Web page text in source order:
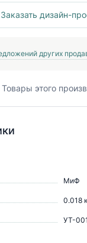
Заказать дизайн-
других
Товары этого
МиФ
0.018
УТ-